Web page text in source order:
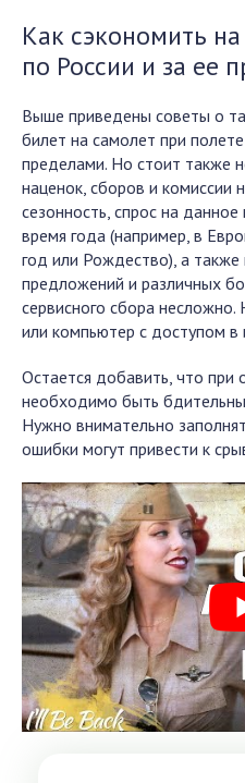
Как сэкономить
по России и за ее
Выше приведены советы о
билет на самолет при
пределами. Но стоит также
наценок, сборов и комиссии
сезонность, спрос на
время года (например, в
год или Рождество), а также
предложений и различных
сервисного сбора
или компьютер с доступом в
Остается добавить, что при
необходимо быть
Нужно внимательно
ошибки могут привести к